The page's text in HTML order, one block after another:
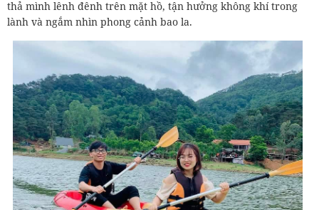
thả mình lênh đênh trên mặt hồ, tận hưởng không khí trong
lành và ngắm nhìn phong cảnh bao la.